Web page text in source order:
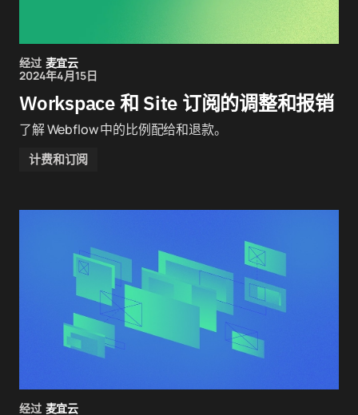
经过 麦宜云
2024年4月15日
Workspace 和 Site 订阅的调整和报销
了解 Webflow 中的比例配给和退款。
计费和订阅
经过 麦宜云